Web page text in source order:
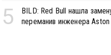
5
BILD: Red Bull нашла
переманив инженера